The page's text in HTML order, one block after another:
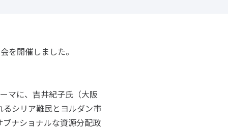
を開催しました。
マに、吉井紀子氏（大阪
シリア難民とヨルダン市
ナショナルな資源分配政